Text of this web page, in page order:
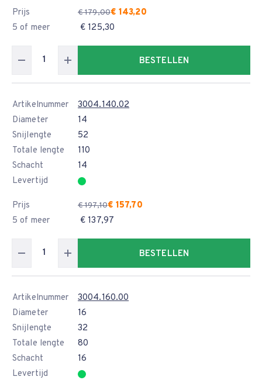
Prijs € 179,00€ 143,20
5 of meer
€ 125,30
BESTELLEN
Artikelnummer
3004.140.02
Diameter
14
Snijlengte
52
Totale lengte
110
Schacht
14
Levertijd
Prijs € 197,10€ 157,70
5 of meer
€ 137,97
BESTELLEN
Artikelnummer
3004.160.00
Diameter
16
Snijlengte
32
Totale lengte
80
Schacht
16
Levertijd